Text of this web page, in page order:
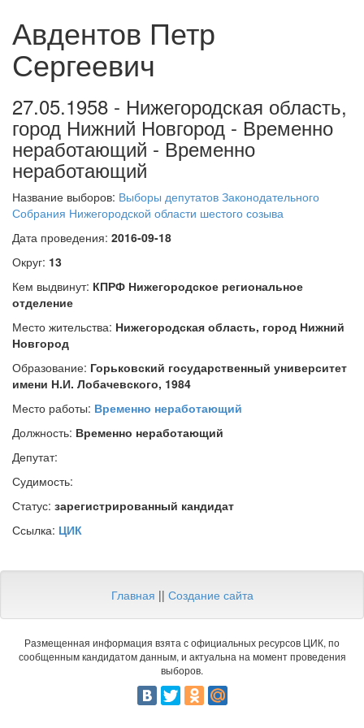
Авдентов Петр
Сергеевич
27.05.1958 - Нижегородская область,
город Нижний Новгород - Временно
неработающий - Временно
неработающий
Название выборов: Выборы депутатов Законодательного
Собрания Нижегородской области шестого созыва
Дата проведения: 2016-09-18
Округ: 13
Кем выдвинут: КПРФ Нижегородское региональное
отделение
Место жительства: Нижегородская область, город Нижний
Новгород
Образование: Горьковский государственный университет
имени Н.И. Лобачевского, 1984
Место работы: Временно неработающий
Должность: Временно неработающий
Депутат:
Судимость:
Статус: зарегистрированный кандидат
Ссылка: ЦИК
Главная || Создание сайта
Размещенная информация взята с официальных ресурсов ЦИК, по
сообщенным кандидатом данным, и актуальна на момент проведения
выборов.